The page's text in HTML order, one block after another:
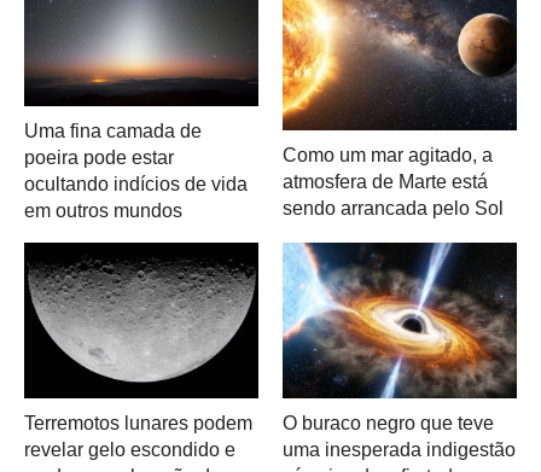
Uma fina camada de
poeira pode estar
ocultando indícios de vida
em outros mundos
Como um mar agitado, a
atmosfera de Marte está
sendo arrancada pelo Sol
Terremotos lunares podem
revelar gelo escondido e
O buraco negro que teve
uma inesperada indigestão